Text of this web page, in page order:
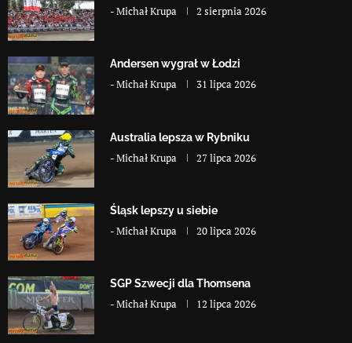
-Michał Krupa 2 sierpnia 2026
Andersen wygrał w Łodzi
-Michał Krupa 31 lipca 2026
Australia lepsza w Rybniku
-Michał Krupa 27 lipca 2026
Śląsk lepszy u siebie
-Michał Krupa 20 lipca 2026
SGP Szwecji dla Thomsena
-Michał Krupa 12 lipca 2026